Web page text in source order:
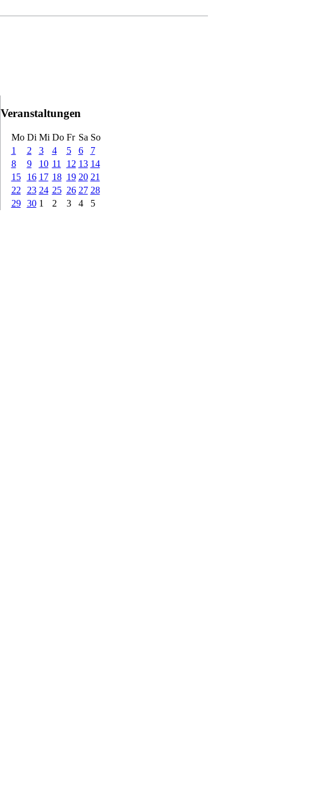
Veranstaltungen
Mo Di Mi Do Fr Sa So
1
2 3 4 5 6
7
8
9 10 11 12 13 14
15
16 17 18 19 20 21
22
23 24 25 26 27 28
29
30 1 2 3 4 5